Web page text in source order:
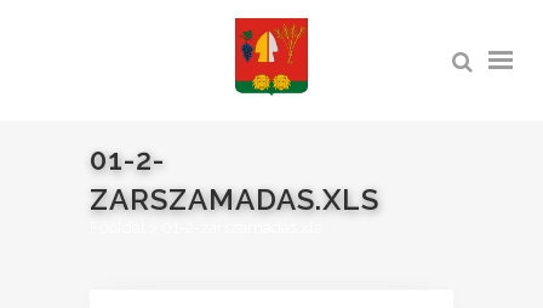
01-2-
ZARSZAMADAS.XLS